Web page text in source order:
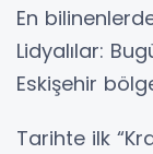
En
Lidyalılar:
Eskişehir
Tarihte ilk